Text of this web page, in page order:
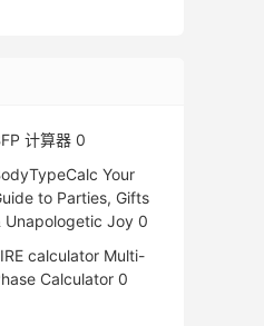
计算器 0
Your
to Parties, Gifts
Unapologetic Joy 0
calculator Multi-
Calculator 0